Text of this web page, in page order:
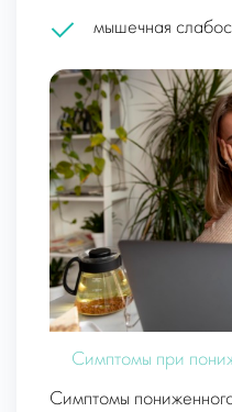
мышечная
Симптомы при
Симптомы